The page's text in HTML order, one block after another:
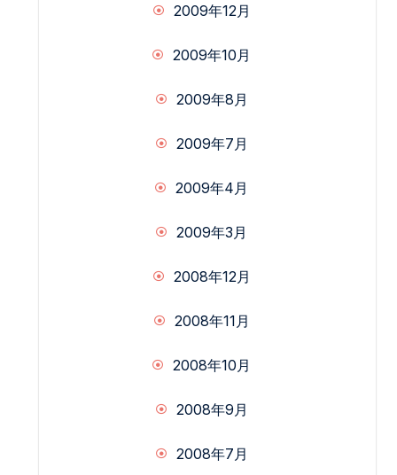
2009年12月
2009年10月
2009年8月
2009年7月
2009年4月
2009年3月
2008年12月
2008年11月
2008年10月
2008年9月
2008年7月